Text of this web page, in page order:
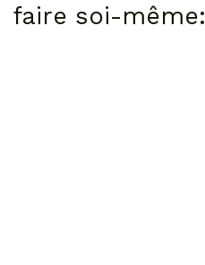
faire soi-même: